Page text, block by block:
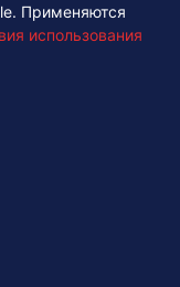
Применяются
использования